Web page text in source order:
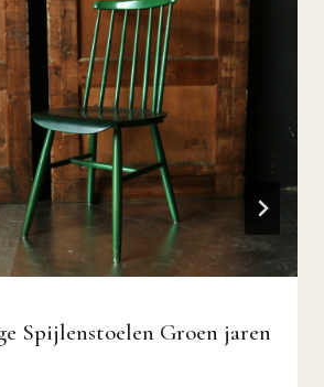
Spijlenstoelen Groen jaren